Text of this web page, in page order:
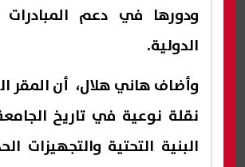
ودورها في دعم المبادرات
الدولية.
وأضاف هاني هلال، أن المقر
نقلة نوعية في تاريخ
البنية التحتية والتجهيزات